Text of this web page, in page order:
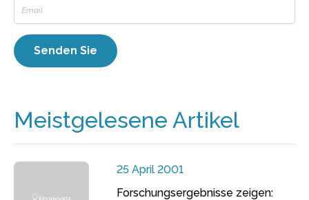
Meistgelesene Artikel
25 April 2001
Forschungsergebnisse zeigen: